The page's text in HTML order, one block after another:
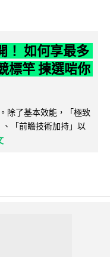
！ 如何享最多
標竿 揀選啱你
除了基本效能，「極致
「前瞻技術加持」以